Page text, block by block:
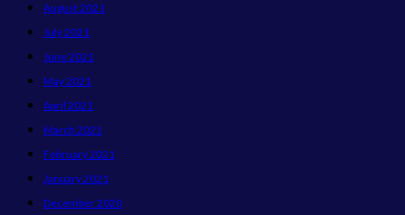
August 2021
July 2021
June 2021
May 2021
April 2021
March 2021
February 2021
January 2021
December 2020